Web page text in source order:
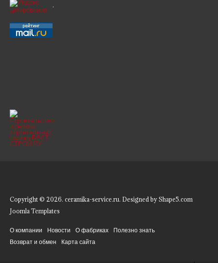
.
Copyright © 2026. ceramika-service.ru. Designed by Shape5.com
Joomla Templates
О компании Новости О фабриках
Полезно знать
Возврат и обмен
Карта сайта